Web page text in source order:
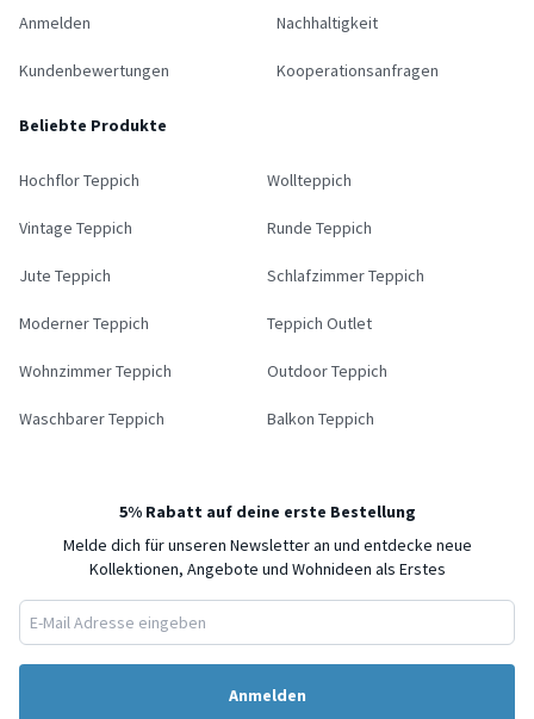
Anmelden
Kundenbewertungen
Nachhaltigkeit
Kooperationsanfragen
Beliebte Produkte
Hochflor Teppich Wollteppich
Vintage Teppich Runde Teppich
Jute Teppich Schlafzimmer Teppich
Moderner Teppich Teppich Outlet
Wohnzimmer Teppich Outdoor Teppich
Waschbarer Teppich Balkon Teppich
5% Rabatt auf deine erste Bestellung
Melde dich für unseren Newsletter an und entdecke neue
Kollektionen, Angebote und Wohnideen als Erstes
Anmelden